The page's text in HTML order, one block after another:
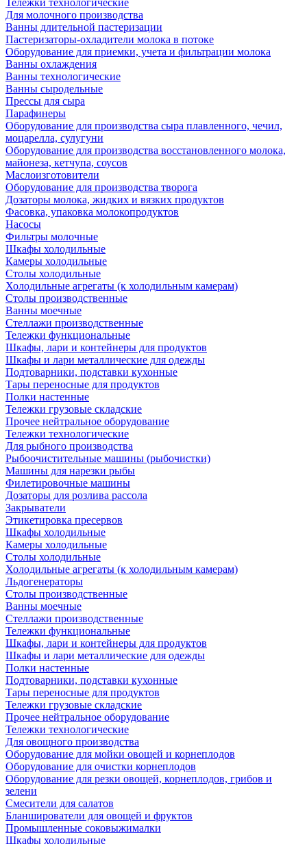
Тележки технологические
Для молочного производства
Ванны длительной пастеризации
Пастеризаторы-охладители молока в потоке
Оборудование для приемки, учета и фильтрации молока
Ванны охлаждения
Ванны технологические
Ванны сыродельные
Прессы для сыра
Парафинеры
Оборудование для производства сыра плавленного, чечил,
моцарелла, сулугуни
Оборудование для производства восстановленного молока,
майонеза, кетчупа, соусов
Маслоизготовители
Оборудование для производства творога
Дозаторы молока, жидких и вязких продуктов
Фасовка, упаковка молокопродуктов
Насосы
Фильтры молочные
Шкафы холодильные
Камеры холодильные
Столы холодильные
Холодильные агрегаты (к холодильным камерам)
Столы производственные
Ванны моечные
Стеллажи производственные
Тележки функциональные
Шкафы, лари и контейнеры для продуктов
Шкафы и лари металлические для одежды
Подтоварники, подставки кухонные
Тары переносные для продуктов
Полки настенные
Тележки грузовые складские
Прочее нейтральное оборудование
Тележки технологические
Для рыбного производства
Рыбоочистительные машины (рыбочистки)
Машины для нарезки рыбы
Филетировочные машины
Дозаторы для розлива рассола
Закрыватели
Этикетировка пресервов
Шкафы холодильные
Камеры холодильные
Столы холодильные
Холодильные агрегаты (к холодильным камерам)
Льдогенераторы
Столы производственные
Ванны моечные
Стеллажи производственные
Тележки функциональные
Шкафы, лари и контейнеры для продуктов
Шкафы и лари металлические для одежды
Полки настенные
Подтоварники, подставки кухонные
Тары переносные для продуктов
Тележки грузовые складские
Прочее нейтральное оборудование
Тележки технологические
Для овощного производства
Оборудование для мойки овощей и корнеплодов
Оборудование для очистки корнеплодов
Оборудование для резки овощей, корнеплодов, грибов и
зелени
Смесители для салатов
Бланширователи для овощей и фруктов
Промышленные соковыжималки
Шкафы холодильные